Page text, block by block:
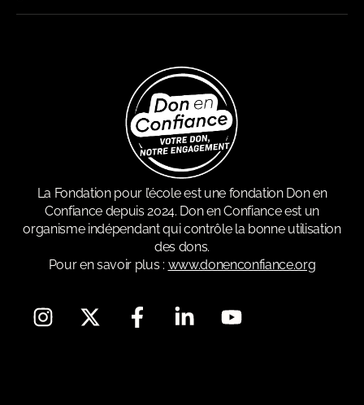
La Fondation pour l’école est une fondation Don en
Confiance depuis 2024. Don en Confiance est un
organisme indépendant qui contrôle la bonne utilisation
des dons.
Pour en savoir plus : www.donenconfiance.org